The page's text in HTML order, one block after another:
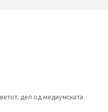
дел од медиумската